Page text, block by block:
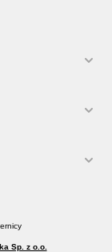
Sp. z o.o.